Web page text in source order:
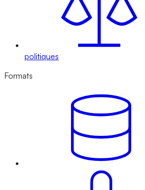
politiques
Formats